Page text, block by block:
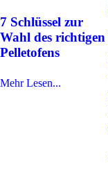
7 Schlüssel zur
Wahl des richtigen
Pelletofens
Mehr Lesen...